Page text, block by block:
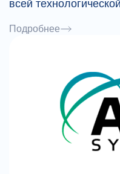
всей
готовой
Подробнее